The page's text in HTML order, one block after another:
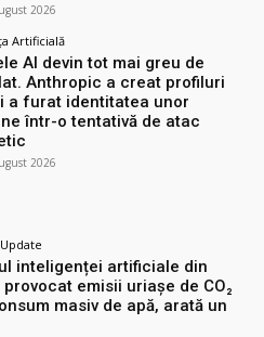
2026
Artificială
AI devin tot mai greu de
Anthropic a creat profiluri
a furat identitatea unor
într-o tentativă de atac
2026
inteligenței artificiale din
provocat emisii uriașe de CO₂
masiv de apă, arată un